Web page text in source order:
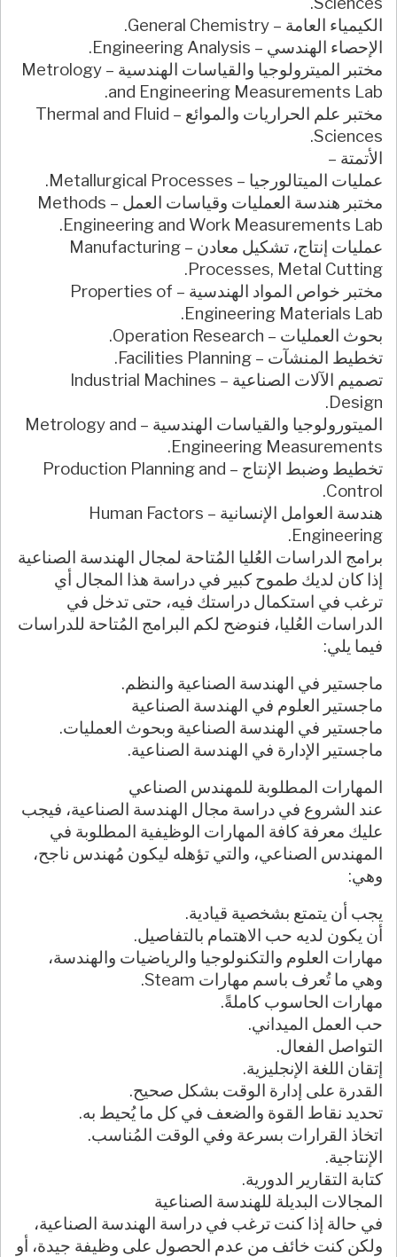
الكيمياء العامة – General Chemistry.
الإحصاء الهندسي – Engineering Analysis.
مختبر الميترولوجيا والقياسات الهندسية – Metrology
and Engineering Measurements Lab.
مختبر علم الحراريات والموائع – Thermal and Fluid
Sciences.
الأتمتة –
عمليات الميتالورجيا – Metallurgical Processes.
مختبر هندسة العمليات وقياسات العمل – Methods
Engineering and Work Measurements Lab.
عمليات إنتاج، تشكيل معادن – Manufacturing
Processes, Metal Cutting.
مختبر خواص المواد الهندسية – Properties of
Engineering Materials Lab.
بحوث العمليات – Operation Research.
تخطيط المنشآت – Facilities Planning.
تصميم الآلات الصناعية – Industrial Machines
Design.
الميتورولوجيا والقياسات الهندسية – Metrology and
Engineering Measurements.
تخطيط وضبط الإنتاج – Production Planning and
Control.
هندسة العوامل الإنسانية – Human Factors
Engineering.
برامج الدراسات العُليا المُتاحة لمجال الهندسة الصناعية
إذا كان لديك طموح كبير في دراسة هذا المجال أي
ترغب في استكمال دراستك فيه، حتى تدخل في
الدراسات العُليا، فنوضح لكم البرامج المُتاحة للدراسات
فيما يلي:
ماجستير في الهندسة الصناعية والنظم.
ماجستير العلوم في الهندسة الصناعية
ماجستير في الهندسة الصناعية وبحوث العمليات.
ماجستير الإدارة في الهندسة الصناعية.
المهارات المطلوبة للمهندس الصناعي
عند الشروع في دراسة مجال الهندسة الصناعية، فيجب
عليك معرفة كافة المهارات الوظيفية المطلوبة في
المهندس الصناعي، والتي تؤهله ليكون مُهندس ناجح،
وهي:
يجب أن يتمتع بشخصية قيادية.
أن يكون لديه حب الاهتمام بالتفاصيل.
مهارات العلوم والتكنولوجيا والرياضيات والهندسة،
وهي ما تُعرف باسم مهارات Steam.
مهارات الحاسوب كاملةً.
حب العمل الميداني.
التواصل الفعال.
إتقان اللغة الإنجليزية.
القدرة على إدارة الوقت بشكل صحيح.
تحديد نقاط القوة والضعف في كل ما يُحيط به.
اتخاذ القرارات بسرعة وفي الوقت المُناسب.
الإنتاجية.
كتابة التقارير الدورية.
المجالات البديلة للهندسة الصناعية
في حالة إذا كنت ترغب في دراسة الهندسة الصناعية،
ولكن كنت خائف من عدم الحصول على وظيفة جيدة، أو